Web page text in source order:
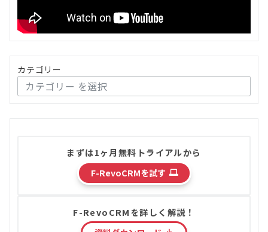
カテゴリー
まずは1ヶ月無料トライアルから
F-RevoCRMを試す
F-RevoCRMを詳しく解説！